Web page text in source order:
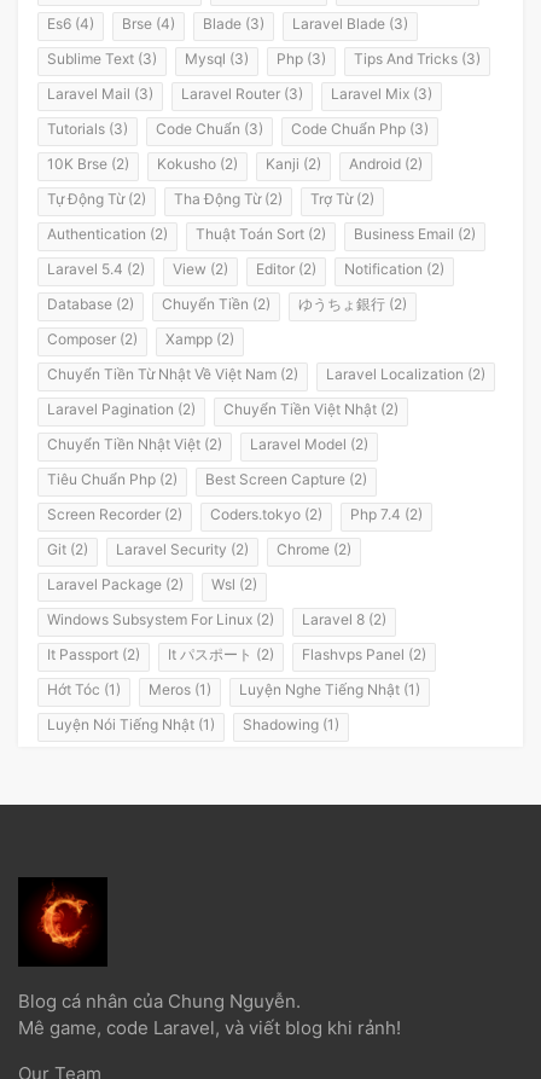
Es6 (4)
Brse (4) Blade (3)
Laravel Blade (3)
Sublime Text (3)
Mysql (3) Php (3)
Tips And Tricks (3)
Laravel Mail (3)
Laravel Router (3)
Laravel Mix (3)
Tutorials (3)
Code Chuẩn (3)
Code Chuẩn Php (3)
10K Brse (2)
Kokusho (2) Kanji (2)
Android (2)
Tự Động Từ (2)
Tha Động Từ (2)
Trợ Từ (2)
Authentication (2)
Thuật Toán Sort (2)
Business Email (2)
Laravel 5.4 (2)
View (2) Editor (2)
Notification (2)
Database (2)
Chuyển Tiền (2)
ゆうちょ銀行 (2)
Composer (2)
Xampp (2)
Chuyển Tiền Từ Nhật Về Việt Nam (2)
Laravel Localization (2)
Laravel Pagination (2)
Chuyển Tiền Việt Nhật (2)
Chuyển Tiền Nhật Việt (2)
Laravel Model (2)
Tiêu Chuẩn Php (2)
Best Screen Capture (2)
Screen Recorder (2)
Coders.tokyo (2)
Php 7.4 (2)
Git (2)
Laravel Security (2)
Chrome (2)
Laravel Package (2)
Wsl (2)
Windows Subsystem For Linux (2)
Laravel 8 (2)
It Passport (2)
It パスポート (2)
Flashvps Panel (2)
Hớt Tóc (1)
Meros (1)
Luyện Nghe Tiếng Nhật (1)
Luyện Nói Tiếng Nhật (1)
Shadowing (1)
Sóng Thần (1)
Wakarimasen (1)
Onsen (1)
Laravel 5.2 (1)
Từ Điển (1) Tính Từ (1)
Minna No Nihongo (1)
Minna No Nihongo 1 (1)
Minna No Nihongo 2 (1)
Blog cá nhân của Chung Nguyễn.
Mê game, code Laravel, và viết blog khi rảnh!
Our Team